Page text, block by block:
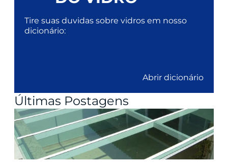
Tire suas duvidas sobre vidros em nosso
dicionário:
Abrir dicionário
Últimas Postagens